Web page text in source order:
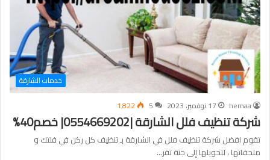
خدمات الشارقة
hemaa
17 نوفمبر، 2023 5 1٬822
شركة تنظيف فلل الشارقة |0554669202| خصم40%
تقوم افضل شركة تنظيف فلل في الشارقة بـ تنظيف كل ركن في فلتك و
ملحقاتها ، لتحويلها إلى جنة تقر…